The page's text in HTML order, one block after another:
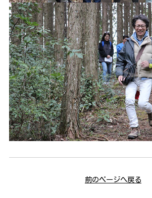
前のページへ戻る